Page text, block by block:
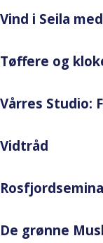
Vind i Seila
Tøffere og
Vårres Studio:
Vidtråd
De grønne